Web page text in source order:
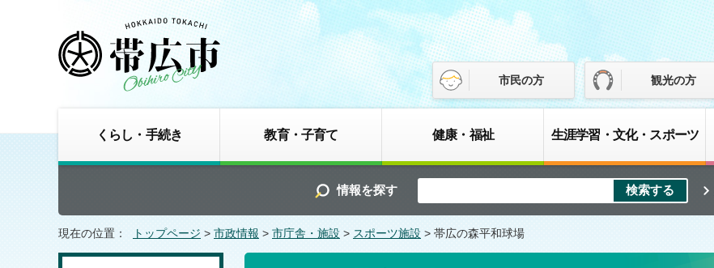
市民の方 観光の方
くらし・手続き 教育・子育て 健康・福祉 生涯学習・文化・スポーツ
情報を探す
現在の位置： トップページ > 市政情報 > 市庁舎・施設 > スポーツ施設 > 帯広の森平和球場